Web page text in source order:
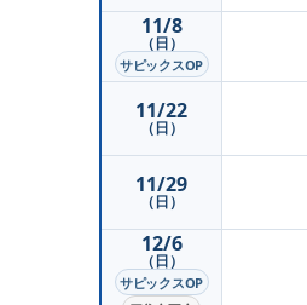
11/8
（日）
サピックスOP
11/22
（日）
11/29
（日）
12/6
（日）
サピックスOP